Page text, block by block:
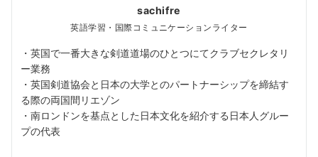
sachifre
英語学習・国際コミュニケーションライター
・英国で一番大きな剣道道場のひとつにてクラブセクレタリ
ー業務
・英国剣道協会と日本の大学とのパートナーシップを締結す
る際の両国間リエゾン
・南ロンドンを基点とした日本文化を紹介する日本人グルー
プの代表